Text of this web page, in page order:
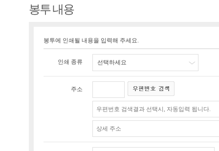
봉투 내용
봉투에 인쇄될 내용을 입력해 주세요.
인쇄 종류 선택하세요
주소